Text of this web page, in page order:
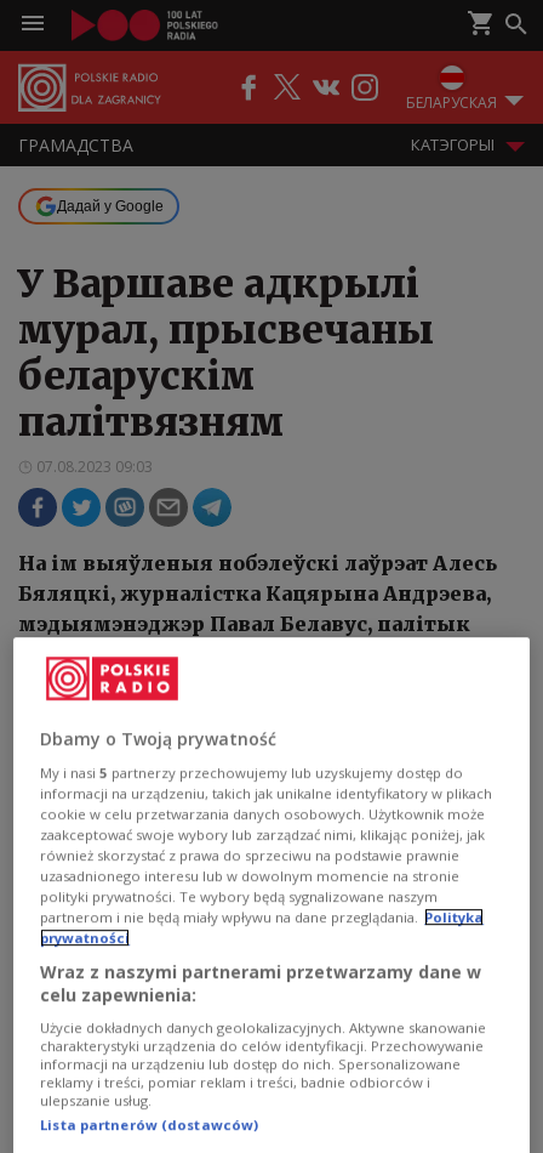
БЕЛАРУСКАЯ
ГРАМАДСТВА КАТЭГОРЫІ
Дадай у Google
У Варшаве адкрылі
мурал, прысвечаны
беларускім
палітвязням
07.08.2023 09:03
На ім выяўленыя нобэлеўскі лаўрэат Алесь
Бяляцкі, журналістка Кацярына Андрэева,
мэдыямэнэджэр Павал Белавус, палітык
Мікола Статкевіч, праваабаронца Наста
Лойка і Дар’я Лосік, якая кінула выклік
АЎДЫЁ 1
 06'11 
У Варшаве адкрылі мурал, прысвечаны беларускім палітвязням
Dbamy o Twoją prywatność
My i nasi5 partnerzy przechowujemy lub uzyskujemy dostęp do
informacji na urządzeniu, takich jak unikalne identyfikatory w plikach
cookie w celu przetwarzania danych osobowych. Użytkownik może
zaakceptować swoje wybory lub zarządzać nimi, klikając poniżej, jak
również skorzystać z prawa do sprzeciwu na podstawie prawnie
uzasadnionego interesu lub w dowolnym momencie na stronie
polityki prywatności. Te wybory będą sygnalizowane naszym
partnerom i nie będą miały wpływu na dane przeglądania.
Polityka
prywatności
Wraz z naszymi partnerami przetwarzamy dane w
celu zapewnienia:
Użycie dokładnych danych geolokalizacyjnych. Aktywne skanowanie
charakterystyki urządzenia do celów identyfikacji. Przechowywanie
informacji na urządzeniu lub dostęp do nich. Spersonalizowane
reklamy i treści, pomiar reklam i treści, badnie odbiorców i
ulepszanie usług.
Lista partnerów (dostawców)